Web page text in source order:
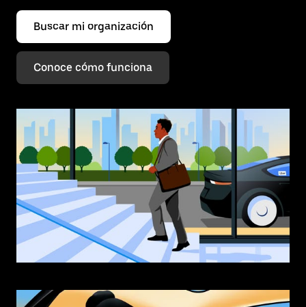
Buscar mi organización
Conoce cómo funciona